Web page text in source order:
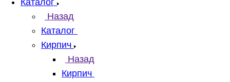
Каталог
Назад
Каталог
Кирпич
Назад
Кирпич